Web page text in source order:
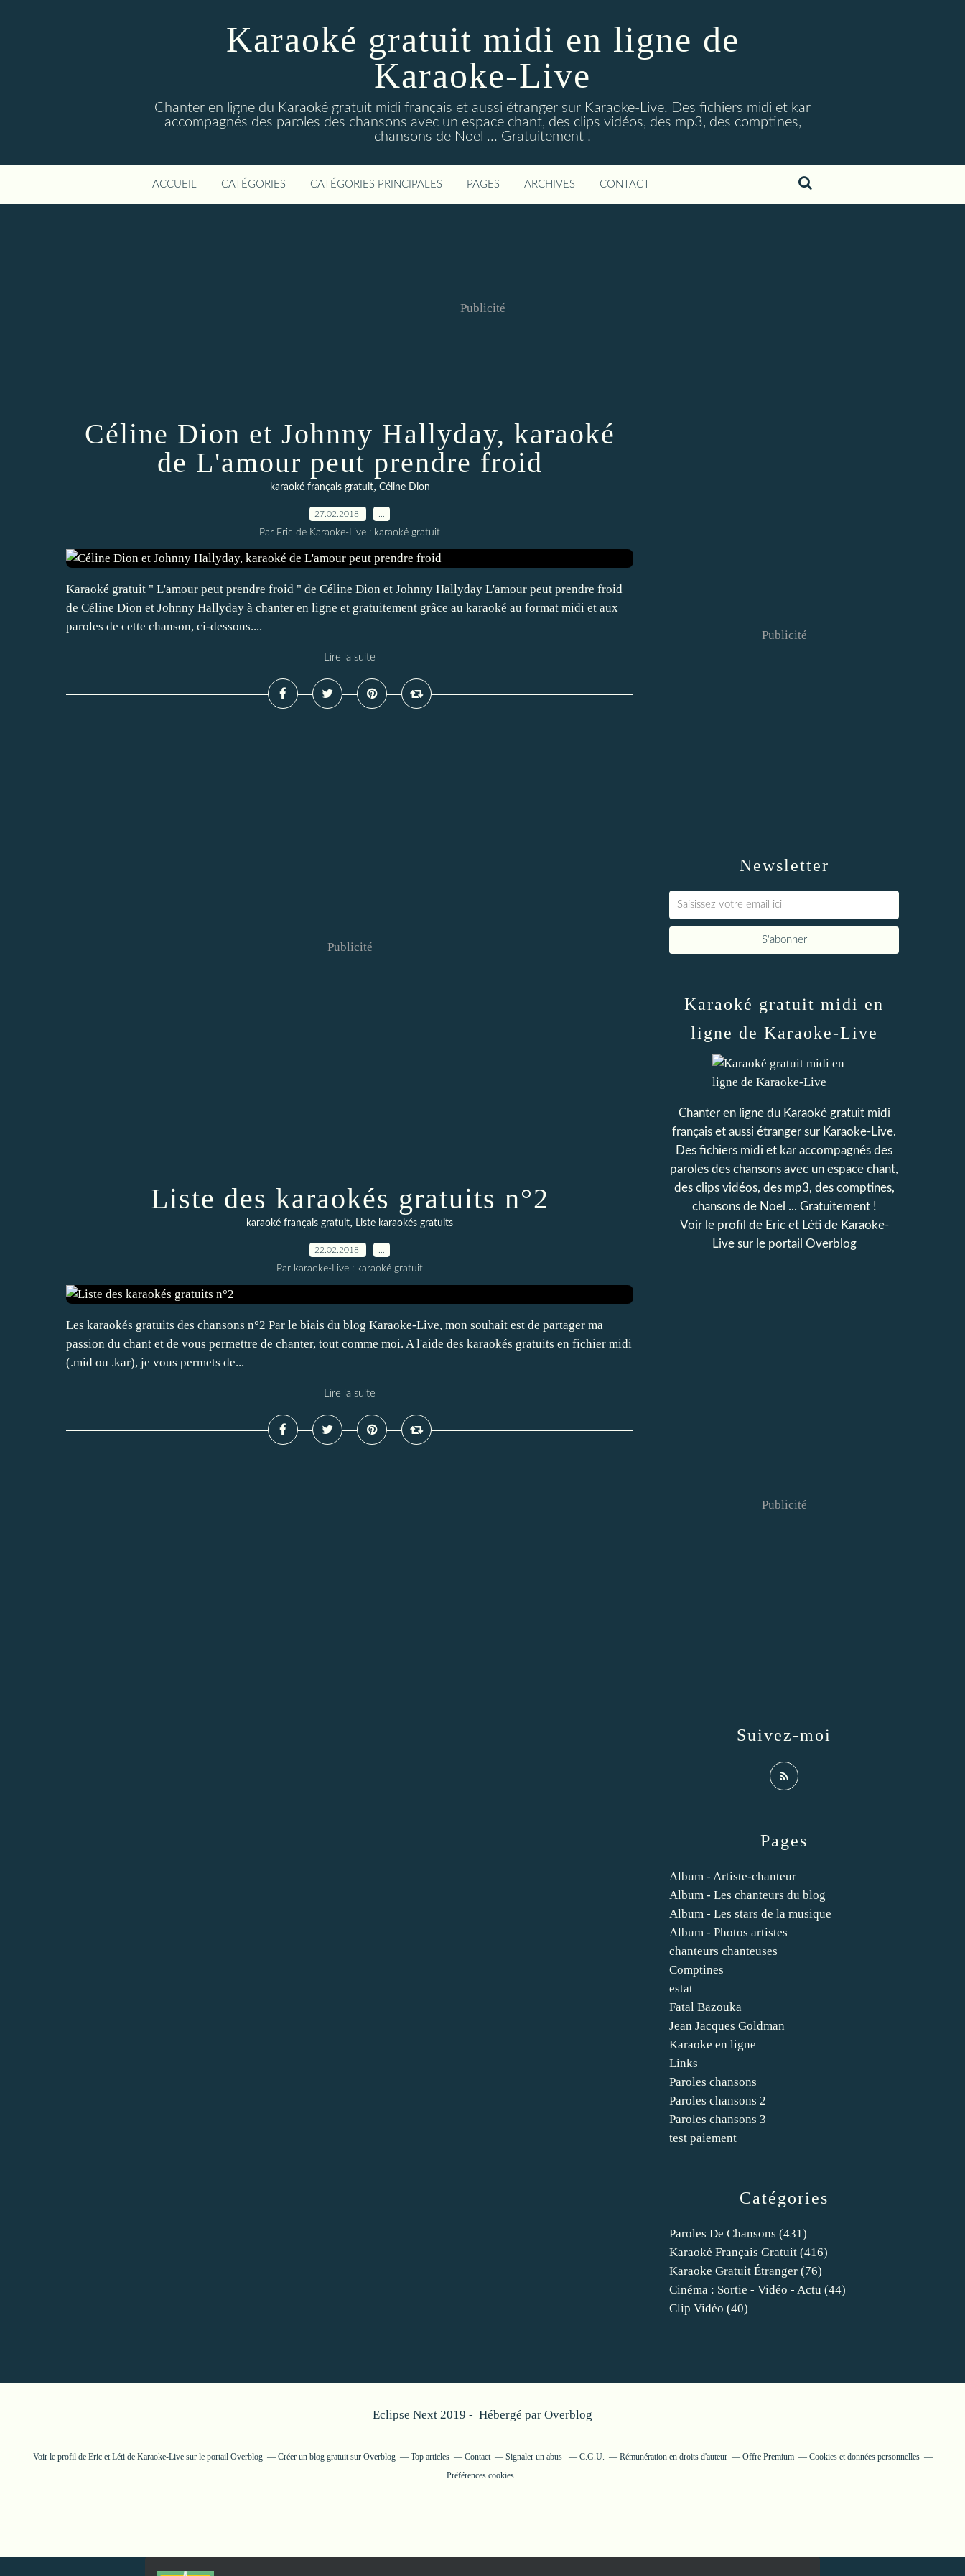
Karaoké gratuit midi en ligne de
Karaoke-Live
Chanter en ligne du Karaoké gratuit midi français et aussi étranger sur Karaoke-Live. Des fichiers midi et kar
accompagnés des paroles des chansons avec un espace chant, des clips vidéos, des mp3, des comptines,
chansons de Noel ... Gratuitement !
ACCUEIL CATÉGORIES CATÉGORIES PRINCIPALES PAGES ARCHIVES CONTACT
Publicité
Céline Dion et Johnny Hallyday, karaoké
de L'amour peut prendre froid
karaoké français gratuit, Céline Dion
27.02.2018
Par Eric de Karaoke-Live : karaoké gratuit
Karaoké gratuit " L'amour peut prendre froid " de Céline Dion et Johnny Hallyday L'amour peut prendre froid
de Céline Dion et Johnny Hallyday à chanter en ligne et gratuitement grâce au karaoké au format midi et aux
paroles de cette chanson, ci-dessous....
Lire la suite
Publicité
Liste des karaokés gratuits n°2
karaoké français gratuit, Liste karaokés gratuits
22.02.2018
Par karaoke-Live : karaoké gratuit
Les karaokés gratuits des chansons n°2 Par le biais du blog Karaoke-Live, mon souhait est de partager ma
passion du chant et de vous permettre de chanter, tout comme moi. A l'aide des karaokés gratuits en fichier midi
(.mid ou .kar), je vous permets de...
Lire la suite
Newsletter
Publicité
Catégories
Paroles De Chansons (431)
Karaoké Français Gratuit (416)
Karaoke Gratuit Étranger (76)
Cinéma : Sortie - Vidéo - Actu (44)
Clip Vidéo (40)
Pages
Album - Artiste-chanteur
Album - Les chanteurs du blog
Album - Les stars de la musique
Album - Photos artistes
chanteurs chanteuses
Comptines
estat
Fatal Bazouka
Jean Jacques Goldman
Karaoke en ligne
Links
Paroles chansons
Paroles chansons 2
Paroles chansons 3
test paiement
Karaoké gratuit midi en
ligne de Karaoke-Live
Chanter en ligne du Karaoké gratuit midi
français et aussi étranger sur Karaoke-Live.
Des fichiers midi et kar accompagnés des
paroles des chansons avec un espace chant,
des clips vidéos, des mp3, des comptines,
chansons de Noel ... Gratuitement !
Voir le profil de Eric et Léti de Karaoke-
Livesur le portail Overblog
Suivez-moi
Publicité
Eclipse Next 2019 - Hébergé par Overblog
Voir le profil de Eric et Léti de Karaoke-Livesur le portail Overblog Créer un blog gratuit sur Overblog Top articles Contact Signaler un abus C.G.U. Rémunération en droits d'auteur Offre Premium
Cookies et données personnelles
Préférences cookies